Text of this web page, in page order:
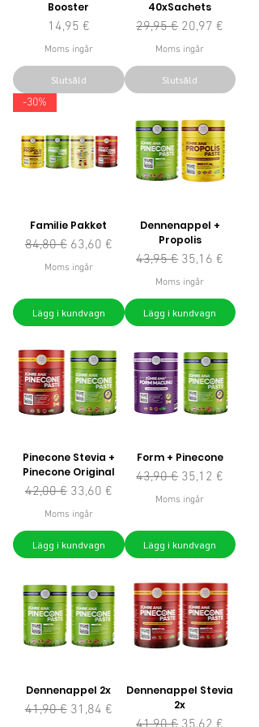
Booster
Pris
14,95 €
Moms ingår
Slutsåld
40xSachets
Ordinarie pris
29,95 € Reapris
20,97 €
Moms ingår
Slutsåld
-30%
Familie Pakket
Ordinarie pris
84,80 € Reapris
63,60 €
Moms ingår
Lägg i kundvagn
Dennenappel +
Propolis
Ordinarie pris
43,95 € Reapris
35,16 €
Moms ingår
Lägg i kundvagn
Pinecone Stevia +
Pinecone Original
Ordinarie pris
42,00 € Reapris
33,60 €
Moms ingår
Lägg i kundvagn
Form + Pinecone
Ordinarie pris
43,90 € Reapris
35,12 €
Moms ingår
Lägg i kundvagn
Dennenappel 2x
Ordinarie pris
41,90 € Reapris
31,84 €
Dennenappel Stevia
2x
Ordinarie pris
Reapris